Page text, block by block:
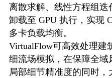
离散求解、线性方程组
卸载至 GPU 执行，实现
多卡负载均衡。
VirtualFlow可高效处理建
细流场模拟，在保障全
局部细节精准度的同时